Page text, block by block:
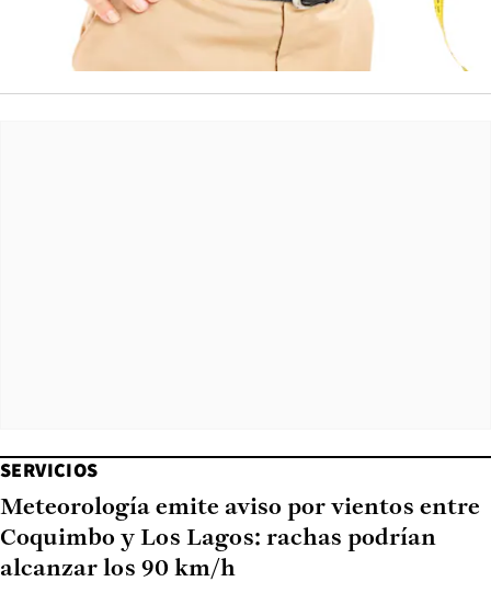
SERVICIOS
Meteorología emite aviso por vientos entre
Coquimbo y Los Lagos: rachas podrían
alcanzar los 90 km/h